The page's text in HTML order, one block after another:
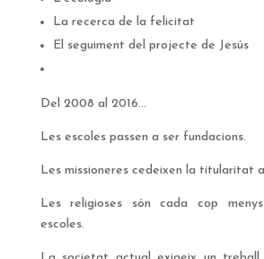
La recerca de la felicitat
El seguiment del projecte de Jesús
Del 2008 al 2016…
Les escoles passen a ser fundacions.
Les missioneres cedeixen la titularitat
Les religioses són cada cop
escoles.